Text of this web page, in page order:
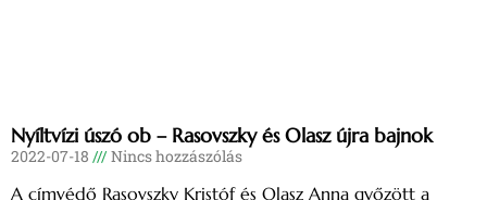
Nyíltvízi úszó ob – Rasovszky és Olasz újra bajnok
2022-07-18 Nincs hozzászólás
A címvédő Rasovszky Kristóf és Olasz Anna győzött a